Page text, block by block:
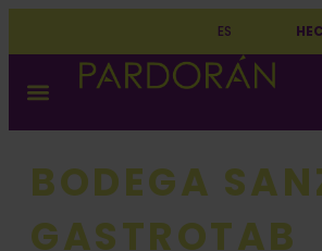
ES
BODEGA
GASTROTAB